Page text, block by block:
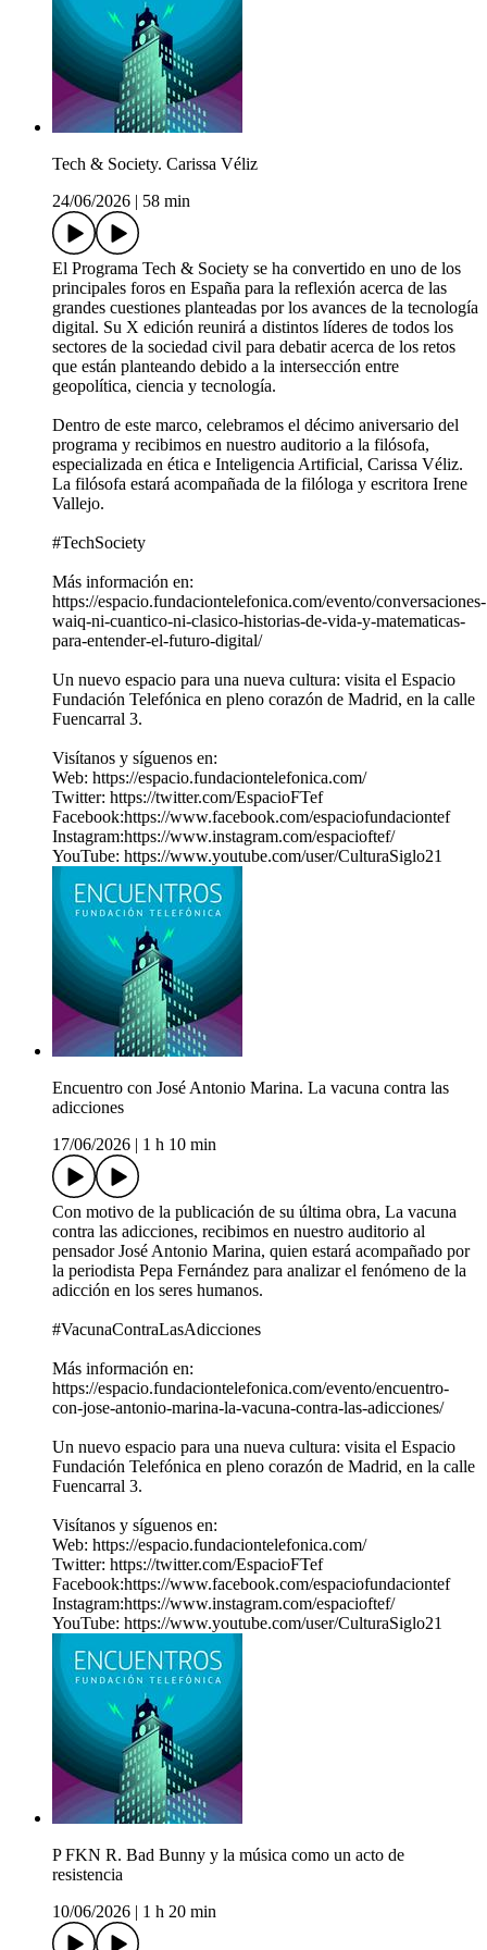
Tech & Society. Carissa Véliz
24/06/2026
58 min
El Programa Tech & Society se ha convertido en uno de los
principales foros en España para la reflexión acerca de las
grandes cuestiones planteadas por los avances de la tecnología
digital. Su X edición reunirá a distintos líderes de todos los
sectores de la sociedad civil para debatir acerca de los retos
que están planteando debido a la intersección entre
geopolítica, ciencia y tecnología.
Dentro de este marco, celebramos el décimo aniversario del
programa y recibimos en nuestro auditorio a la filósofa,
especializada en ética e Inteligencia Artificial, Carissa Véliz.
La filósofa estará acompañada de la filóloga y escritora Irene
Vallejo.
#TechSociety
Más información en:
https://espacio.fundaciontelefonica.com/evento/conversaciones-
waiq-ni-cuantico-ni-clasico-historias-de-vida-y-matematicas-
para-entender-el-futuro-digital/
Un nuevo espacio para una nueva cultura: visita el Espacio
Fundación Telefónica en pleno corazón de Madrid, en la calle
Fuencarral 3.
Visítanos y síguenos en:
Web: https://espacio.fundaciontelefonica.com/
Twitter: https://twitter.com/EspacioFTef
Facebook:https://www.facebook.com/espaciofundaciontef
Instagram:https://www.instagram.com/espacioftef/
YouTube: https://www.youtube.com/user/CulturaSiglo21
Encuentro con José Antonio Marina. La vacuna contra las
adicciones
17/06/2026
1 h 10 min
Con motivo de la publicación de su última obra, La vacuna
contra las adicciones, recibimos en nuestro auditorio al
pensador José Antonio Marina, quien estará acompañado por
la periodista Pepa Fernández para analizar el fenómeno de la
adicción en los seres humanos.
#VacunaContraLasAdicciones
Más información en:
https://espacio.fundaciontelefonica.com/evento/encuentro-
con-jose-antonio-marina-la-vacuna-contra-las-adicciones/
Un nuevo espacio para una nueva cultura: visita el Espacio
Fundación Telefónica en pleno corazón de Madrid, en la calle
Fuencarral 3.
Visítanos y síguenos en:
Web: https://espacio.fundaciontelefonica.com/
Twitter: https://twitter.com/EspacioFTef
Facebook:https://www.facebook.com/espaciofundaciontef
Instagram:https://www.instagram.com/espacioftef/
YouTube: https://www.youtube.com/user/CulturaSiglo21
P FKN R. Bad Bunny y la música como un acto de
resistencia
10/06/2026
1 h 20 min